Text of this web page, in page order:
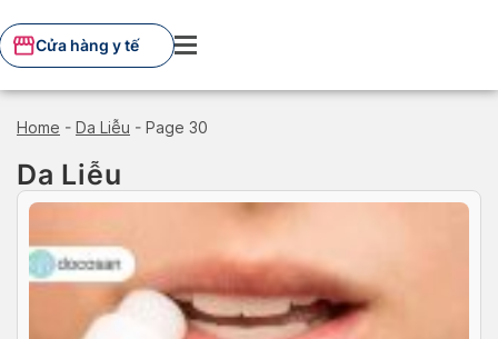
to
content
Cửa hàng y tế
Home - Da Liễu - Page 30
Da Liễu